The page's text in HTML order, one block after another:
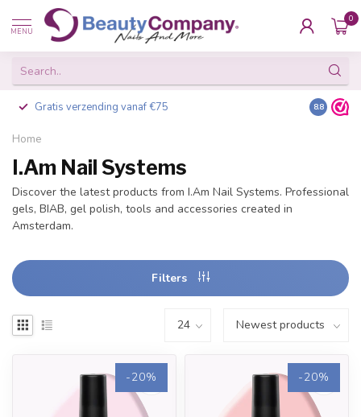
MENU
0
Gratis verzending vanaf €75 Besteld
8.8
Home
I.Am Nail Systems
Discover the latest products from I.Am Nail Systems. Professional
gels, BIAB, gel polish, tools and accessories created in
Amsterdam.
Filters
-20% -20%